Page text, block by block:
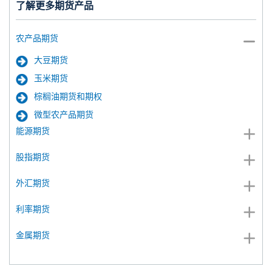
了解更多期货产品
农产品期货
大豆期货
玉米期货
棕榈油期货和期权
微型农产品期货
能源期货
股指期货
外汇期货
利率期货
金属期货